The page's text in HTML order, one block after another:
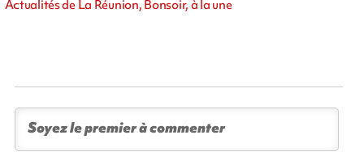
Actualités de La Réunion, Bonsoir, à la une